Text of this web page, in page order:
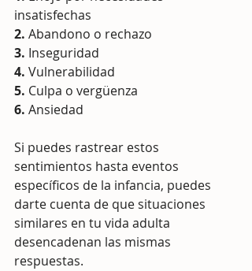
insatisfechas
2. Abandono o rechazo
3. Inseguridad
4. Vulnerabilidad
5. Culpa o vergüenza
6. Ansiedad
Si puedes rastrear estos
sentimientos hasta eventos
específicos de la infancia, puedes
darte cuenta de que situaciones
similares en tu vida adulta
desencadenan las mismas
respuestas.